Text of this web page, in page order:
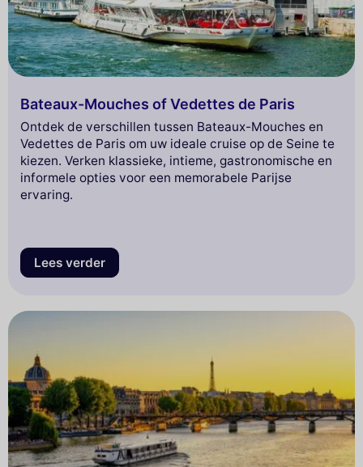
Bateaux-Mouches of Vedettes de Paris
Ontdek de verschillen tussen Bateaux-Mouches en
Vedettes de Paris om uw ideale cruise op de Seine te
kiezen. Verken klassieke, intieme, gastronomische en
informele opties voor een memorabele Parijse
ervaring.
Lees verder